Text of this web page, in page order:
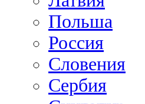
Польша
Россия
Словения
Сербия